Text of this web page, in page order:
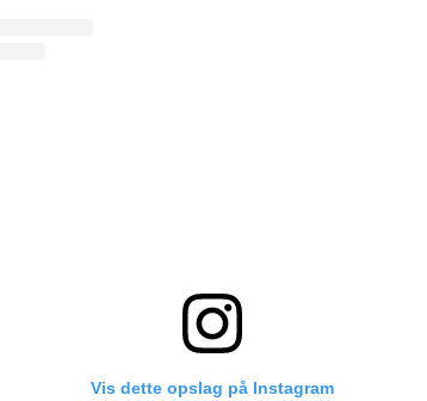
Vis dette opslag på Instagram